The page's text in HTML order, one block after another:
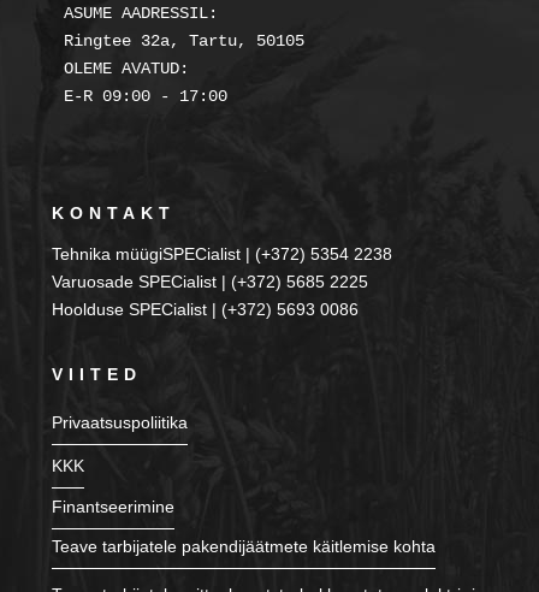
ASUME AADRESSIL:
Ringtee 32a, Tartu, 50105
OLEME AVATUD:
E-R 09:00 - 17:00
KONTAKT
Tehnika müügiSPECialist | (+372) 5354 2238
Varuosade SPECialist | (+372) 5685 2225
Hoolduse SPECialist | (+372) 5693 0086
VIITED
Privaatsuspoliitika
KKK
Finantseerimine
Teave tarbijatele pakendijäätmete käitlemise kohta